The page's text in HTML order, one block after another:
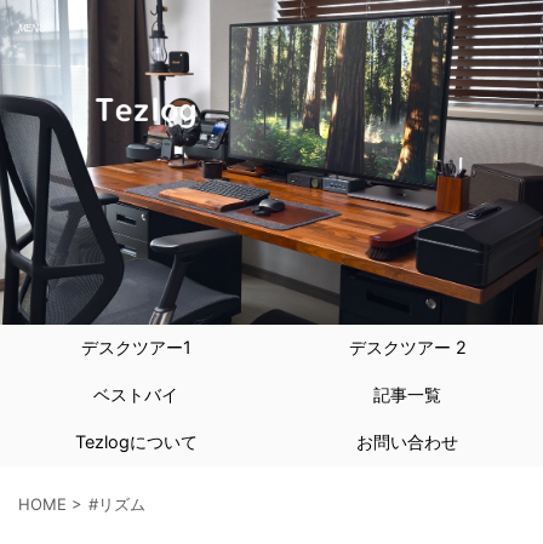
デスクツアー1 デスクツアー 2
ベストバイ 記事一覧
Tezlogについて お問い合わせ
HOME > #リズム